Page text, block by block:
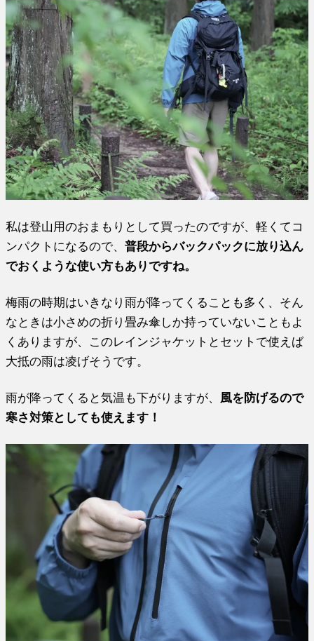
私は登山用のおまもりとして買ったのですが、軽くてコ
ンパクトになるので、普段からバックパックに放り込ん
でおくような使い方もありですね。
梅雨の時期はいきなり雨が降ってくることも多く、そん
なときは小さめの折り畳み傘しか持っていないこともよ
くありますが、このレインジャケットとセットで使えば
大抵の雨は凌げそうです。
雨が降ってくると気温も下がりますが、 風を防げるので
寒さ対策としても使えます！